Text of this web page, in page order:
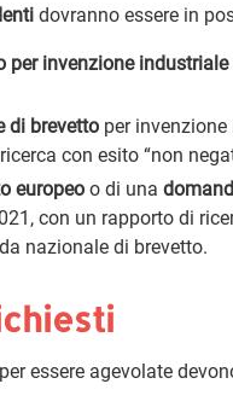
dovranno essere in
per invenzione industriale
di brevetto per
con esito “non
europeo o di una
con un rapporto di
nazionale di brevetto.
essere agevolate